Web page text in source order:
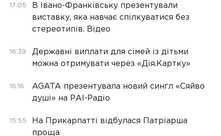
17:05
В Івано-Франківську презентували
виставку, яка навчає спілкуватися без
стереотипів. Відео
16:39
Державні виплати для сімей із дітьми
можна отримувати через «Дія.Картку»
16:16
AGATA презентувала новий сингл «Сяйво
душі» на РАІ-Радіо
15:55
На Прикарпатті відбулася Патріарша
проща